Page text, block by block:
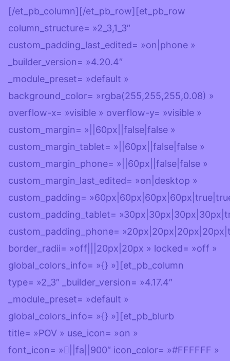
[/et_pb_column][/et_pb_row][et_pb_row
column_structure= »2_3,1_3″
custom_padding_last_edited= »on|phone »
_builder_version= »4.20.4″
_module_preset= »default »
background_color= »rgba(255,255,255,0.08) »
overflow-x= »visible » overflow-y= »visible »
custom_margin= »||60px||false|false »
custom_margin_tablet= »||60px||false|false »
custom_margin_phone= »||60px||false|false »
custom_margin_last_edited= »on|desktop »
custom_padding=
custom_padding_tablet=
custom_padding_phone=
border_radii= »off|||20px|20px » locked= »off »
global_colors_info= »{} »][et_pb_column
type= »2_3″ _builder_version= »4.17.4″
_module_preset= »default »
global_colors_info= »{} »][et_pb_blurb
title= »POV » use_icon= »on »
font_icon= »||fa||900″ icon_color= »#FFFFFF »